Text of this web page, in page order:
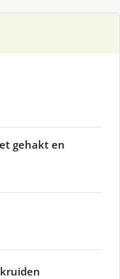
gehakt en